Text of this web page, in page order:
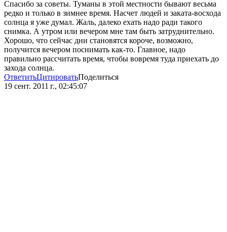
Спасибо за советы. Туманы в этой местности бывают весьма
редко и только в зимнее время. Насчет людей и заката-восхода
солнца я уже думал. Жаль, далеко ехать надо ради такого
снимка. А утром или вечером мне там быть затруднительно.
Хорошо, что сейчас дни становятся короче, возможно,
получится вечером поснимать как-то. Главное, надо
правильно рассчитать время, чтобы вовремя туда приехать до
захода солнца.
ОтветитьЦитироватьПоделиться
19 сент. 2011 г., 02:45:07